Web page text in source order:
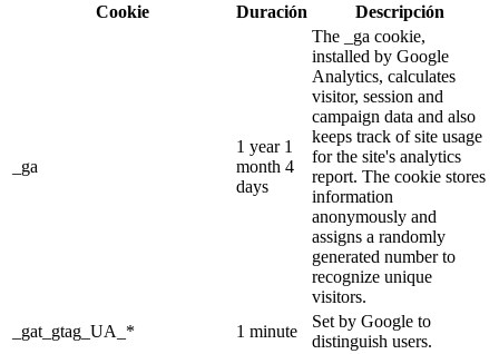
Cookie
Duración Descripción
_ga
1 year 1
month 4
days
The _ga cookie,
installed by Google
Analytics, calculates
visitor, session and
campaign data and also
keeps track of site usage
for the site's analytics
report. The cookie stores
information
anonymously and
assigns a randomly
generated number to
recognize unique
visitors.
_gat_gtag_UA_*
1 minute
Set by Google to
distinguish users.